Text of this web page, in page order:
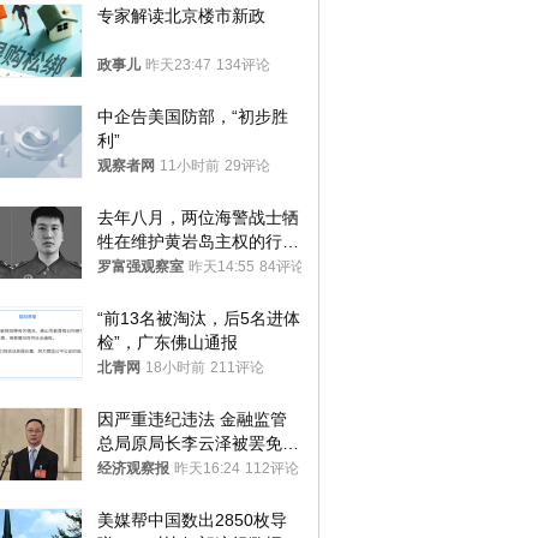
专家解读北京楼市新政
政事儿 昨天23:47 134评论
中企告美国防部，“初步胜
利”
观察者网 11小时前 29评论
去年八月，两位海警战士牺
牲在维护黄岩岛主权的行动
中
罗富强观察室 昨天14:55 84评论
“前13名被淘汰，后5名进体
检”，广东佛山通报
北青网 18小时前 211评论
因严重违纪违法 金融监管
总局原局长李云泽被罢免全
国人大代表
经济观察报 昨天16:24 112评论
美媒帮中国数出2850枚导